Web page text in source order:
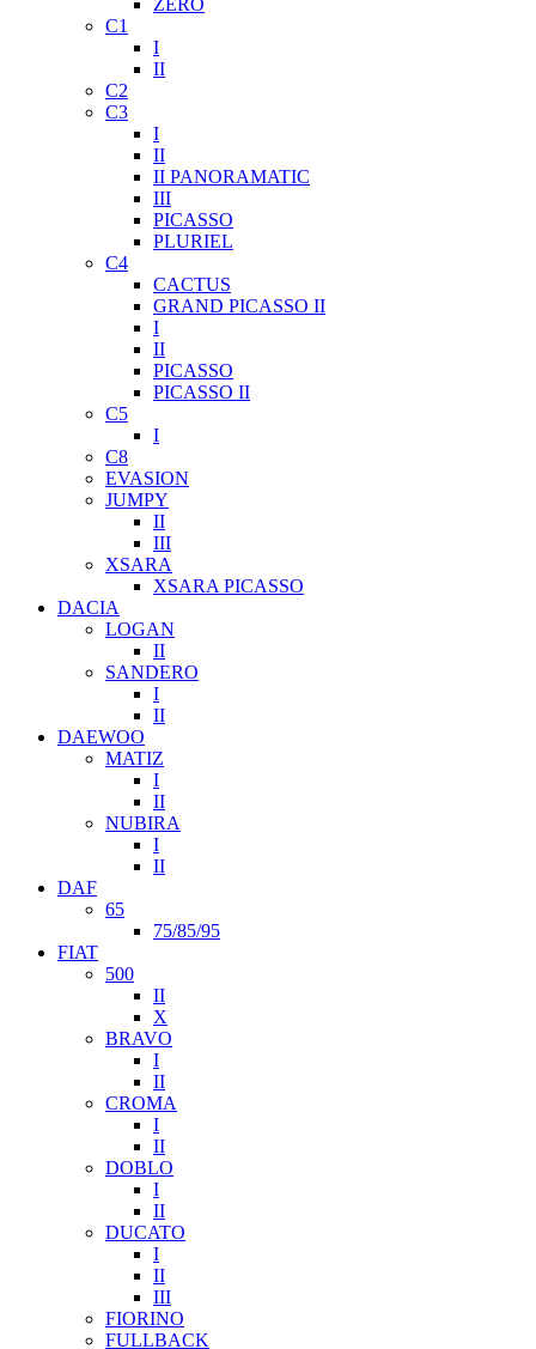
ZERO
C1
I
II
C2
C3
I
II
II PANORAMATIC
III
PICASSO
PLURIEL
C4
CACTUS
GRAND PICASSO II
I
II
PICASSO
PICASSO II
C5
I
C8
EVASION
JUMPY
II
III
XSARA
XSARA PICASSO
DACIA
LOGAN
II
SANDERO
I
II
DAEWOO
MATIZ
I
II
NUBIRA
I
II
DAF
65
75/85/95
FIAT
500
II
X
BRAVO
I
II
CROMA
I
II
DOBLO
I
II
DUCATO
I
II
III
FIORINO
FULLBACK